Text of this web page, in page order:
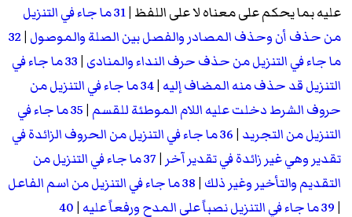
عليه بما يحكم على معناه لا على اللفظ |
31 ما جاء في التنزيل
من حذف أن وحذف المصادر والفصل بين الصلة والموصول |
32
ما جاء في التنزيل من حذف حرف النداء والمنادى |
33 ما جاء في
التنزيل قد حذف منه المضاف إليه |
34 ما جاء في التنزيل من
حروف الشرط دخلت عليه اللام الموطئة للقسم |
35 ما جاء في
التنزيل من التجريد |
36 ما جاء في التنزيل من الحروف الزائدة في
تقدير وهي غير زائدة في تقدير آخر |
37 ما جاء في التنزيل من
التقديم والتأخير وغير ذلك |38 ما جاء في التنزيل من اسم الفاعل
|39 ما جاء في التنزيل نصباً على المدح ورفعاً عليه |
40